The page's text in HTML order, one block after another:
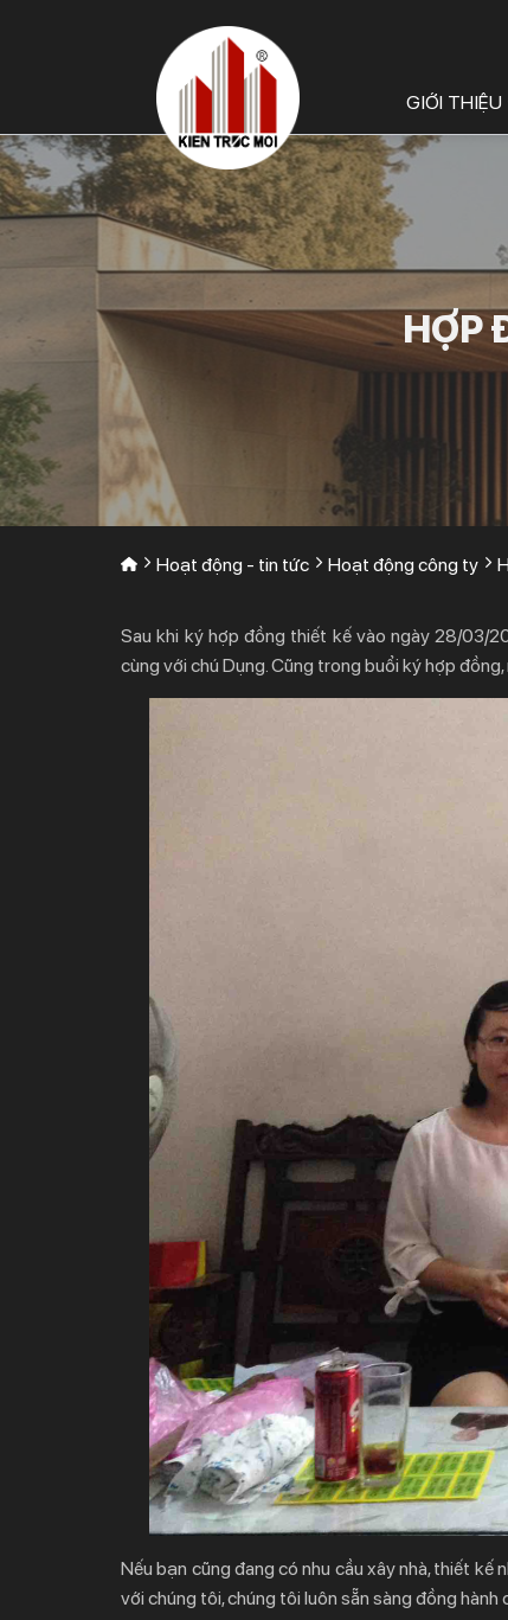
GIỚI THIỆU
HỢP
Hoạt động - tin tức Hoạt động công ty
Sau khi ký hợp đồng thiết kế vào ngày 28/03/
cùng với chú Dụng. Cũng trong buổi ký hợp
Nếu bạn cũng đang có nhu cầu xây nhà, thiết kế
với chúng tôi, chúng tôi luôn sẵn sàng đồng hành